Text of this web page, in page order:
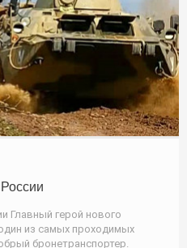
Главный герой нового
из самых проходимых
бронетранспортер.